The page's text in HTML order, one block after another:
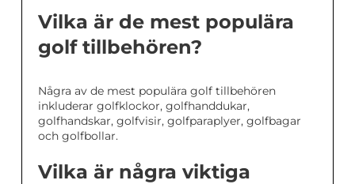
Vilka är de mest populära
golf tillbehören?
Några av de mest populära golf tillbehören
inkluderar golfklockor, golfhanddukar,
golfhandskar, golfvisir, golfparaplyer, golfbagar
och golfbollar.
Vilka är några viktiga